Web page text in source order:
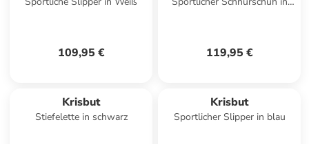
109,95 € 119,95 €
Krisbut
Stiefelette in schwarz
Krisbut
Sportlicher Slipper in blau